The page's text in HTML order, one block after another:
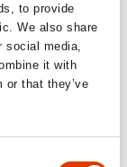
to provide
We also share
social media,
it with
or that they’ve